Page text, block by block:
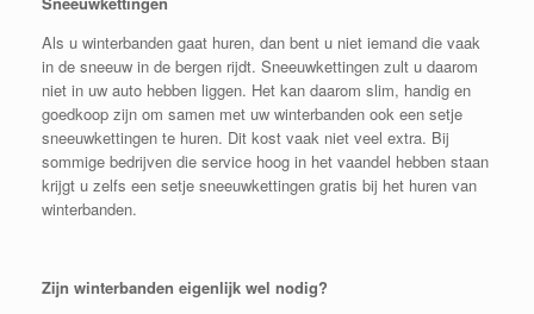
Als u winterbanden gaat huren, dan bent u niet iemand die vaak
in de sneeuw in de bergen rijdt. Sneeuwkettingen zult u daarom
niet in uw auto hebben liggen. Het kan daarom slim, handig en
goedkoop zijn om samen met uw winterbanden ook een setje
sneeuwkettingen te huren. Dit kost vaak niet veel extra. Bij
sommige bedrijven die service hoog in het vaandel hebben staan
krijgt u zelfs een setje sneeuwkettingen gratis bij het huren van
winterbanden.
Zijn winterbanden eigenlijk wel nodig?